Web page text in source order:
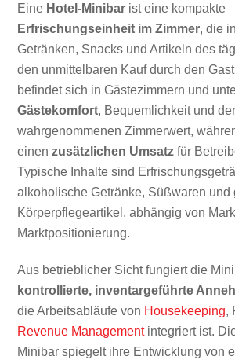
Eine Hotel-Minibar ist eine kompakte
Erfrischungseinheit im Zimmer, die
Getränken, Snacks und Artikeln des
den unmittelbaren Kauf durch den
befindet sich in Gästezimmern und
Gästekomfort, Bequemlichkeit und
wahrgenommenen Zimmerwert,
einenzusätzlichen Umsatz für
Typische Inhalte sind
alkoholische Getränke, Süßwaren und
Körperpflegeartikel, abhängig von
Marktpositionierung.
Aus betrieblicher Sicht fungiert die
kontrollierte, inventargeführte
die Arbeitsabläufe von Housekeeping,
Revenue Managementintegriert ist.
Minibar spiegelt ihre Entwicklung von